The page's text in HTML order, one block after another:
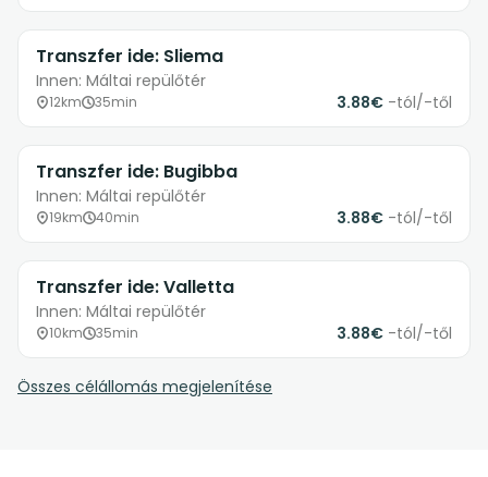
Transzfer ide: Sliema
Innen: Máltai repülőtér
12km 35min 3.88€ -tól/-től
Transzfer ide: Bugibba
Innen: Máltai repülőtér
19km 40min 3.88€ -tól/-től
Transzfer ide: Valletta
Innen: Máltai repülőtér
10km 35min 3.88€ -tól/-től
Összes célállomás megjelenítése